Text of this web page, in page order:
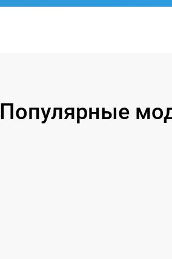
Популярные